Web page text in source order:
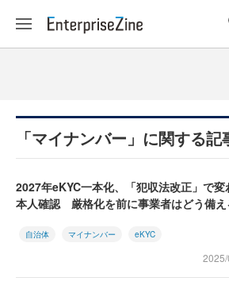
「マイナンバー」に関する
2027年eKYC一本化、「犯収法改正」で変
本人確認 厳格化を前に事業者はどう備え
自治体 マイナンバー eKYC
2025/